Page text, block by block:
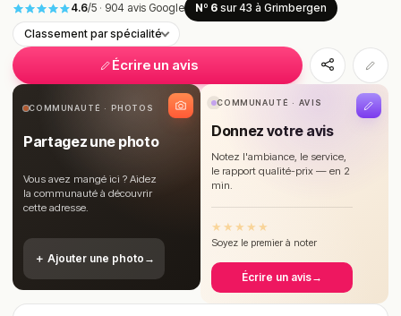
4.6/5 · 904 avis Google Nº 6 sur 43 à Grimbergen
Classement par spécialité
Écrire un avis
COMMUNAUTÉ · PHOTOS
Partagez une photo
Vous avez mangé ici ? Aidez
la communauté à découvrir
cette adresse.
＋ Ajouter une photo →
COMMUNAUTÉ · AVIS
Donnez votre avis
Notez l'ambiance, le service,
le rapport qualité-prix — en 2
min.
★ ★ ★ ★ ★
Soyez le premier à noter
Écrire un avis→